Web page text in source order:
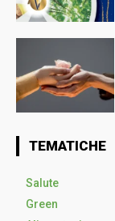
TEMATICHE
Salute
Green